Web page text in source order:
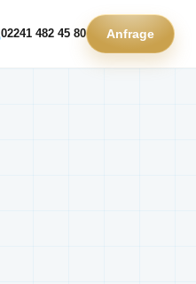
02241 482 45 80 Anfrage